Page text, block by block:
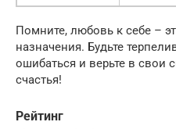
Помните, любовь к себе –
назначения. Будьте
ошибаться и верьте в
счастья!
Рейтинг